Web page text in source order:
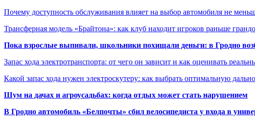
Почему доступность обслуживания влияет на выбор автомобиля не
Трансферная модель «Брайтона»: как клуб находит игроков раньше
Пока взрослые выпивали, школьники похищали деньги: в Гродно
Запас хода электротранспорта: от чего он зависит и как оценивать
Какой запас хода нужен электроскутеру: как выбрать оптимальную
Шум на дачах и агроусадьбах: когда отдых может стать нарушением
В Гродно автомобиль «Белпочты» сбил велосипедиста у входа в